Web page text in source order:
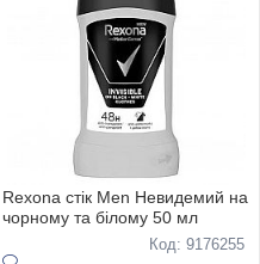
Rexona стік Men Невидемий на
чорному та білому 50 мл
Код: 9176255